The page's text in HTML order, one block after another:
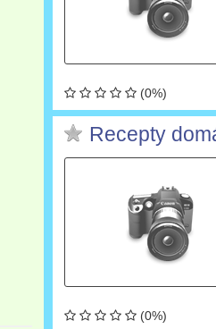
(0%)
Recepty
(0%)